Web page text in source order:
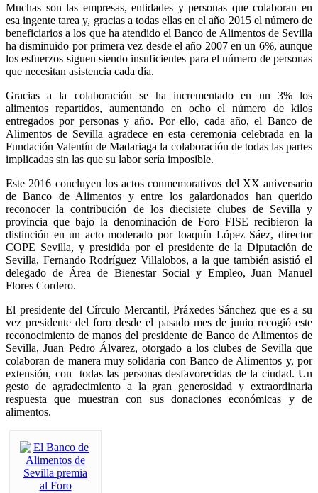
Muchas son las empresas, entidades y personas que colaboran en
esa ingente tarea y, gracias a todas ellas en el año 2015 el número de
beneficiarios a los que ha atendido el Banco de Alimentos de Sevilla
ha disminuido por primera vez desde el año 2007 en un 6%, aunque
los esfuerzos siguen siendo insuficientes para el número de personas
que necesitan asistencia cada día.
Gracias a la colaboración se ha incrementado en un 3% los
alimentos repartidos, aumentando en ocho el número de kilos
entregados por personas y año. Por ello, cada año, el Banco de
Alimentos de Sevilla agradece en esta ceremonia celebrada en la
Fundación Valentín de Madariaga la colaboración de todas las partes
implicadas sin las que su labor sería imposible.
Este 2016 concluyen los actos conmemorativos del XX aniversario
de Banco de Alimentos y entre los galardonados han querido
reconocer la contribución de los diecisiete clubes de Sevilla y
provincia que bajo la denominación de Foro FISE recibieron la
distinción en un acto moderado por Joaquín López Sáez, director
COPE Sevilla, y presidida por el presidente de la Diputación de
Sevilla, Fernando Rodríguez Villalobos, a la que también asistió el
delegado de Área de Bienestar Social y Empleo, Juan Manuel
Flores Cordero.
El presidente del Círculo Mercantil, Práxedes Sánchez que es a su
vez presidente del foro desde el pasado mes de junio recogió este
reconocimiento de manos del presidente de Banco de Alimentos de
Sevilla, Juan Pedro Álvarez, otorgado a los clubes de Sevilla que
colaboran de manera muy solidaria con Banco de Alimentos y, por
extensión, con todas las personas desfavorecidas de la ciudad. Un
gesto de agradecimiento a la gran generosidad y extraordinaria
respuesta que muestran con sus donaciones económicas y de
alimentos.